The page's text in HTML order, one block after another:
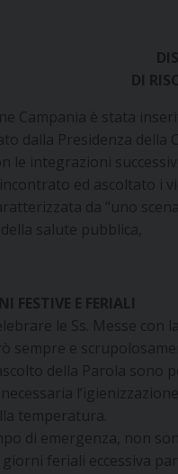
Campania è stata
dalla Presidenza della
le integrazioni
ed ascoltato i
da “uno
salute pubblica,
FESTIVE E FERIALI
le Ss. Messe
sempre e
della Parola sono
temperatura.
di emergenza, non
feriali eccessiva